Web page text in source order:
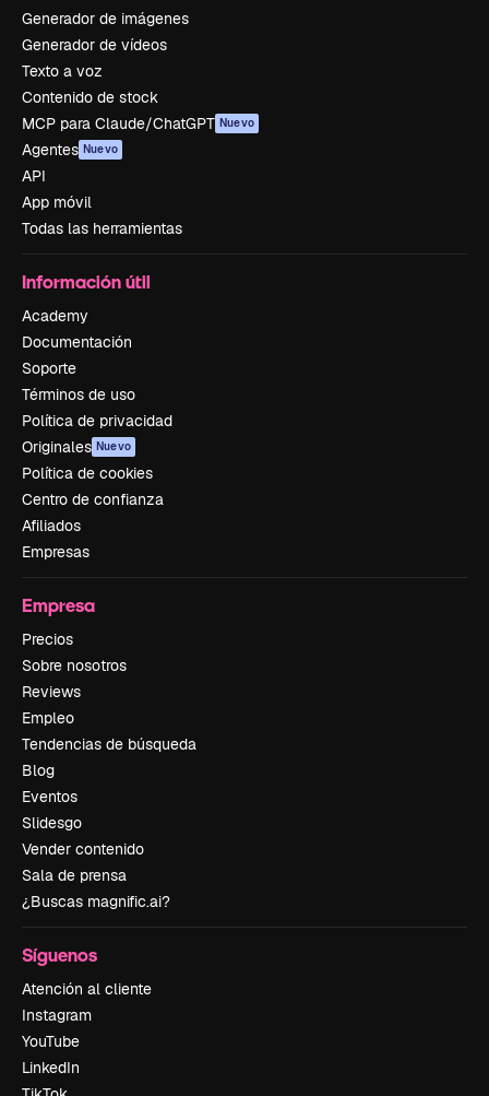
Generador de imágenes
Generador de vídeos
Texto a voz
Contenido de stock
MCP para Claude/ChatGPT Nuevo
Agentes Nuevo
API
App móvil
Todas las herramientas
Información útil
Academy
Documentación
Soporte
Términos de uso
Política de privacidad
Originales Nuevo
Política de cookies
Centro de confianza
Afiliados
Empresas
Empresa
Precios
Sobre nosotros
Reviews
Empleo
Tendencias de búsqueda
Blog
Eventos
Slidesgo
Vender contenido
Sala de prensa
¿Buscas magnific.ai?
Síguenos
Atención al cliente
Instagram
YouTube
LinkedIn